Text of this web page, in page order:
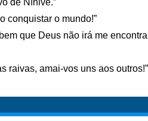
conquistar o mundo!”
que Deus não irá me
raivas, amai-vos uns aos outros!”